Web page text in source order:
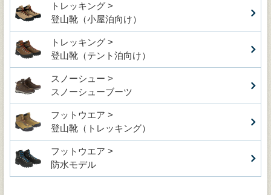
トレッキング >
登山靴（小屋泊向け）
トレッキング >
登山靴（テント泊向け）
スノーシュー >
スノーシューブーツ
フットウエア >
登山靴（トレッキング）
フットウエア >
防水モデル